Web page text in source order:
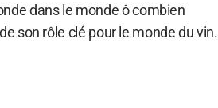
dans le monde ô combien
son rôle clé pour le monde du vin.